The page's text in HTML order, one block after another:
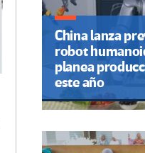
China lanza
robot
planea
este año